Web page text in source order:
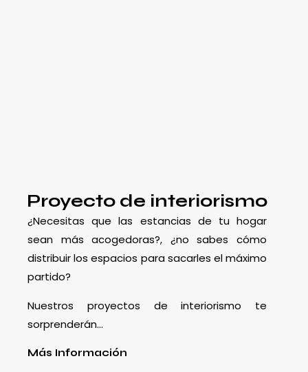
Proyecto de interiorismo
¿Necesitas que las estancias de tu hogar
sean más acogedoras?, ¿no sabes cómo
distribuir los espacios para sacarles el máximo
partido?
Nuestros proyectos de interiorismo te
sorprenderán…
Más Información